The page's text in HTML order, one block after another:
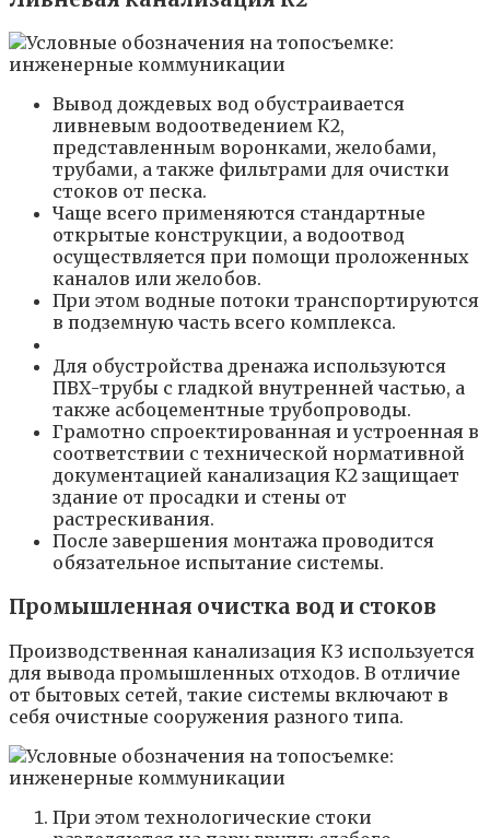
Вывод дождевых вод обустраивается
ливневым водоотведением К2,
представленным воронками, желобами,
трубами, а также фильтрами для очистки
стоков от песка.
Чаще всего применяются стандартные
открытые конструкции, а водоотвод
осуществляется при помощи проложенных
каналов или желобов.
При этом водные потоки транспортируются
в подземную часть всего комплекса.
Для обустройства дренажа используются
ПВХ-трубы с гладкой внутренней частью, а
также асбоцементные трубопроводы.
Грамотно спроектированная и устроенная в
соответствии с технической нормативной
документацией канализация К2 защищает
здание от просадки и стены от
растрескивания.
После завершения монтажа проводится
обязательное испытание системы.
Промышленная очистка вод и стоков
Производственная канализация К3 используется
для вывода промышленных отходов. В отличие
от бытовых сетей, такие системы включают в
себя очистные сооружения разного типа.
При этом технологические стоки